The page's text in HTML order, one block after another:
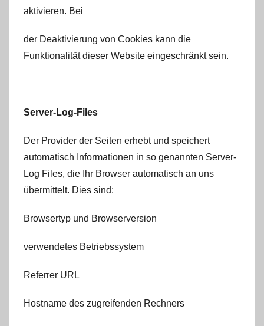
aktivieren. Bei
der Deaktivierung von Cookies kann die
Funktionalität dieser Website eingeschränkt sein.
Server-Log-Files
Der Provider der Seiten erhebt und speichert
automatisch Informationen in so genannten Server-
Log Files, die Ihr Browser automatisch an uns
übermittelt. Dies sind:
Browsertyp und Browserversion
verwendetes Betriebssystem
Referrer URL
Hostname des zugreifenden Rechners